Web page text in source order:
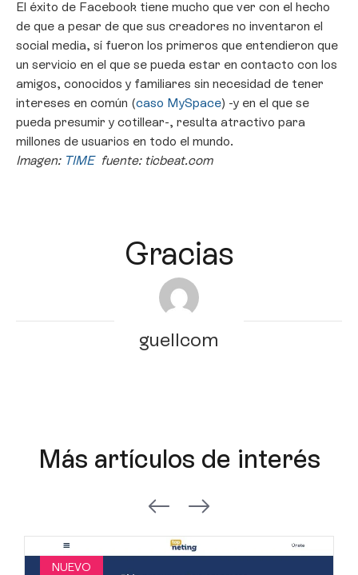
El éxito de Facebook tiene mucho que ver con el hecho
de que a pesar de que sus creadores no inventaron el
social media, sí fueron los primeros que entendieron que
un servicio en el que se pueda estar en contacto con los
amigos, conocidos y familiares sin necesidad de tener
intereses en común (caso MySpace) -y en el que se
pueda presumir y cotillear-, resulta atractivo para
millones de usuarios en todo el mundo.
Imagen: TIMEfuente: ticbeat.com
Gracias
guellcom
Más artículos de interés
NUEVO